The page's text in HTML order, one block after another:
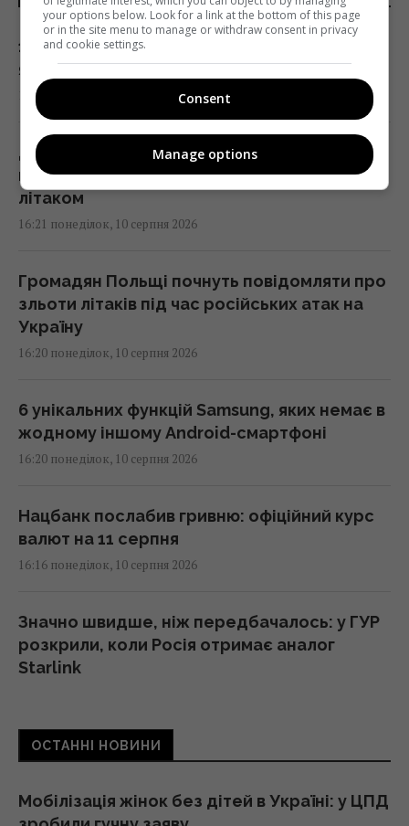
11 серпня в Україну зайдуть дощі та грози:
які області зачепить (мапа)
16:30 понеділок, 10 серпня 2026
Дрон із вибухівкою в Лейпцигу: ЗМІ пишуть
про нові деталі інциденту з українським
літаком
16:21 понеділок, 10 серпня 2026
Громадян Польщі почнуть повідомляти про
зльоти літаків під час російських атак на
Україну
16:20 понеділок, 10 серпня 2026
6 унікальних функцій Samsung, яких немає в
жодному іншому Android-смартфоні
16:20 понеділок, 10 серпня 2026
Нацбанк послабив гривню: офіційний курс
валют на 11 серпня
16:16 понеділок, 10 серпня 2026
Значно швидше, ніж передбачалось: у ГУР
розкрили, коли Росія отримає аналог
Starlink
Суд дозволив Єрмаку їздити по різним
16:05 понеділок, 10 серпня 2026
ОСТАННІ НОВИНИ
Мобілізація жінок без дітей в Україні: у ЦПД
your options below. Look for a link at the bottom of this page
or in the site menu to manage or withdraw consent in privacy
and cookie settings.
Consent
Manage options